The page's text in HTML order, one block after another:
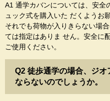
A1 通学カバンについては、安全
ュック式を購入いた だくようお
それでも荷物が入りきらない場
ては指定はありま せん。安全に
ご使用ください。
Q2 徒歩通学の場合、ジ
ならないのでしょうか。